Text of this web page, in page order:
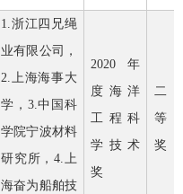
1.浙江四兄绳
业有限公司，
2.上海海事大
学， 3.中国科
学院宁波材料
研究所，4.上
海奋为船舶技
2020 年
度海洋
工程科
学技术
奖
二
等
奖